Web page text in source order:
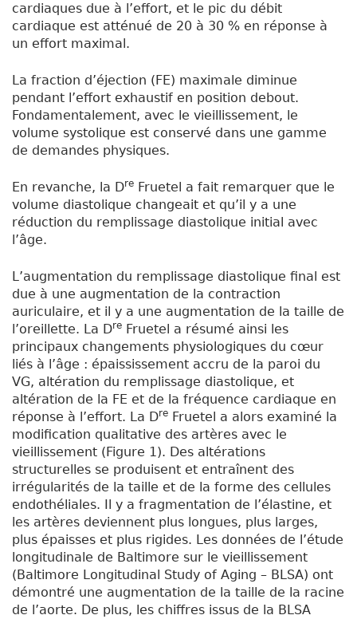
cardiaques due à l’effort, et le pic du débit
cardiaque est atténué de 20 à 30 % en réponse à
un effort maximal.
La fraction d’éjection (FE) maximale diminue
pendant l’effort exhaustif en position debout.
Fondamentalement, avec le vieillissement, le
volume systolique est conservé dans une gamme
de demandes physiques.
En revanche, la Dre Fruetel a fait remarquer que le
volume diastolique changeait et qu’il y a une
réduction du remplissage diastolique initial avec
l’âge.
L’augmentation du remplissage diastolique final est
due à une augmentation de la contraction
auriculaire, et il y a une augmentation de la taille de
l’oreillette. La Dre Fruetel a résumé ainsi les
principaux changements physiologiques du cœur
liés à l’âge : épaississement accru de la paroi du
VG, altération du remplissage diastolique, et
altération de la FE et de la fréquence cardiaque en
réponse à l’effort. La Dre Fruetel a alors examiné la
modification qualitative des artères avec le
vieillissement (Figure 1). Des altérations
structurelles se produisent et entraînent des
irrégularités de la taille et de la forme des cellules
endothéliales. Il y a fragmentation de l’élastine, et
les artères deviennent plus longues, plus larges,
plus épaisses et plus rigides. Les données de l’étude
longitudinale de Baltimore sur le vieillissement
(Baltimore Longitudinal Study of Aging – BLSA) ont
démontré une augmentation de la taille de la racine
de l’aorte. De plus, les chiffres issus de la BLSA